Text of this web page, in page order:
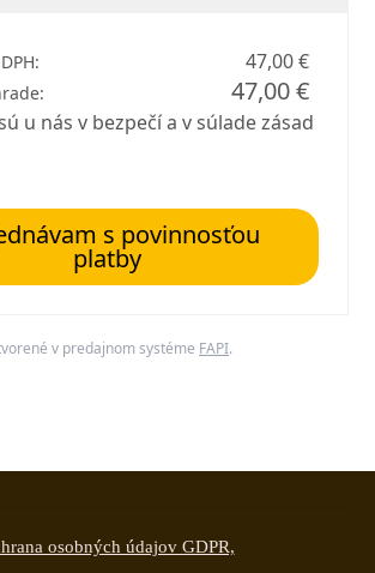
47,00 €
47,00 €
u nás v bezpečí a v súlade zásad
s povinnosťou
platby
v predajnom systéme FAPI.
osobných údajov GDPR,